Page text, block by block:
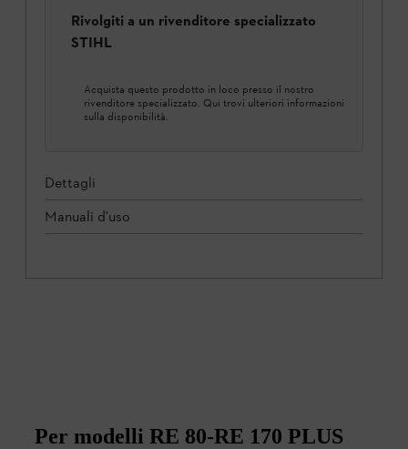
Rivolgiti a un rivenditore specializzato
STIHL
Acquista questo prodotto in loco presso il nostro
rivenditore specializzato. Qui trovi ulteriori informazioni
sulla disponibilità.
Dettagli
Manuali d'uso
Per modelli RE 80-RE 170 PLUS